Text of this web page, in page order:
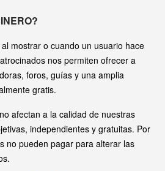
mostrar o cuando un usuario hace
nos permiten ofrecer a
foros, guías y una amplia
gratis.
afectan a la calidad de nuestras
independientes y gratuitas. Por
no pueden pagar para alterar las